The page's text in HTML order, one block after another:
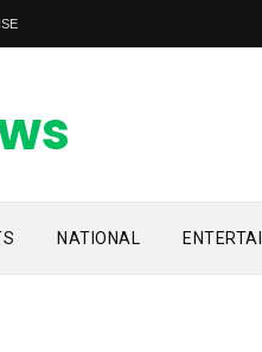
online
NATIONAL